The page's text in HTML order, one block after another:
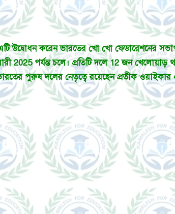
উদ্বোধন করেন ভারতের খো খো ফেডারেশনের
2025 পর্যন্ত চলে। প্রতিটি দলে 12 জন খেলোয়াড়
পুরুষ দলের নেতৃত্বে রয়েছেন প্রতীক ওয়াইকার